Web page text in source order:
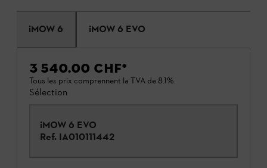
iMOW 6 iMOW 6 EVO
3 540.00 CHF*
Tous les prix comprennent la TVA de 8.1%.
Sélection
iMOW 6 EVO
Ref. IA010111442